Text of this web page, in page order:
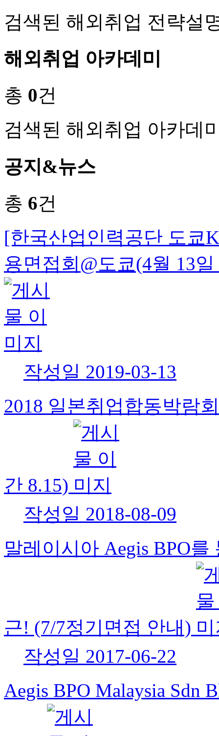
검색된 해외취업 전략설
해외취업 아카데미
총 0건
검색된 해외취업 아카데
공지&뉴스
총 6건
[한국산업인력공단 도쿄
용면접회@도쿄(4월 13
작성일 2019-03-13
2018 일본취업합동박람
간 8.15)
작성일 2018-08-09
말레이시아 Aegis BPO
근! (7/7정기면접 안내)
작성일 2017-06-22
Aegis BPO Malaysia Sdn